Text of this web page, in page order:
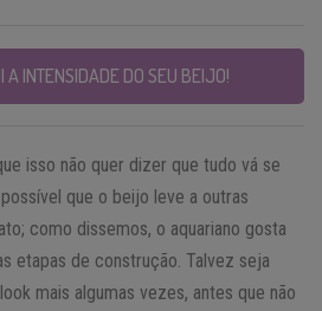
A INTENSIDADE DO SEU BEIJO!
isso não quer dizer que tudo vá se
que o beijo leve a outras
como dissemos, o aquariano gosta
etapas de construção. Talvez seja
mais algumas vezes, antes que não